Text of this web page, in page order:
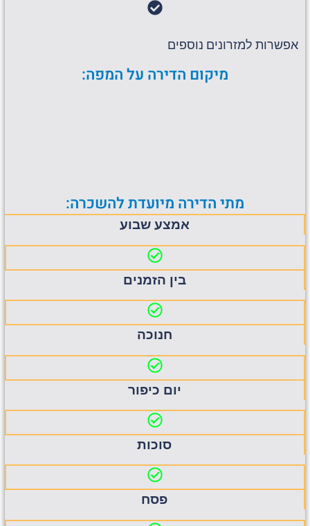
אפשרות למזרונים נוספים
מיקום הדירה על המפה:
מתי הדירה מיועדת להשכרה:
אמצע שבוע
בין הזמנים
חנוכה
יום כיפור
סוכות
פסח